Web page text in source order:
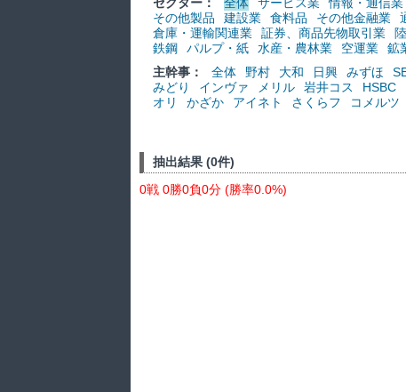
その他製品
建設業 食料品 その他金融業
倉庫・運輸関連業
証券、商品先物取引業
鉄鋼
パルプ・紙 水産・農林業 空運業 鉱
主幹事：
全体 野村 大和 日興 みずほ
みどり
インヴァ メリル 岩井コス HSBC
オリ
かざか アイネト さくらフ コメルツ
抽出結果 (0件)
0戦 0勝0負0分 (勝率0.0%)